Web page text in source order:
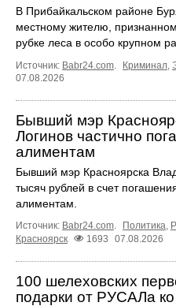
В Прибайкальском районе
местному жителю,
рубке леса в особо крупном
Источник: Babr24.com Криминал
07.08.2026
Бывший мэр
Логинов частично
алиментам
Бывший мэр Красноярска
тысяч рублей в счет
алиментам.
Источник: Babr24.com Политика
Красноярск
1693 07.08.2026
100 шелеховских
подарки от РУСАЛа